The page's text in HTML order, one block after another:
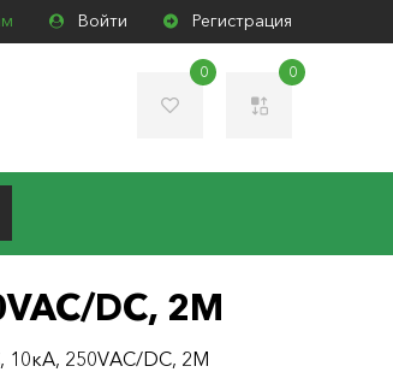
Войти Регистрация
0 0
DC, 2М
10кА, 250VAC/DC, 2М